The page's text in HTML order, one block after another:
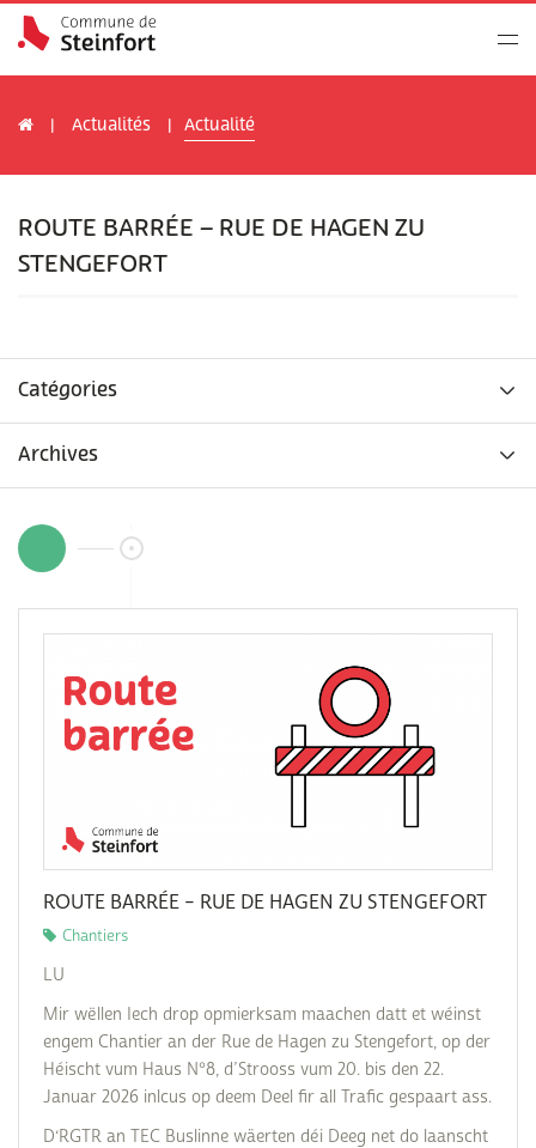
Actualités Actualité
ROUTE BARRÉE – RUE DE HAGEN ZU
STENGEFORT
Catégories
Archives
ROUTE BARRÉE – RUE DE HAGEN ZU STENGEFORT
Chantiers
LU
Mir wëllen Iech drop opmierksam maachen datt et wéinst
engem Chantier an der Rue de Hagen zu Stengefort, op der
Héischt vum Haus N°8, d’Strooss vum 20. bis den 22.
Januar 2026 inlcus op deem Deel fir all Trafic gespaart ass.
D‘RGTR an TEC Buslinne wäerten déi Deeg net do laanscht